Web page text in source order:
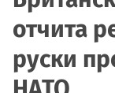
отчита
руски